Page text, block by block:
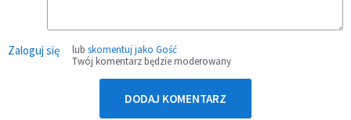
Zaloguj się lub skomentuj jako Gość
Twój komentarz będzie moderowany
DODAJ KOMENTARZ